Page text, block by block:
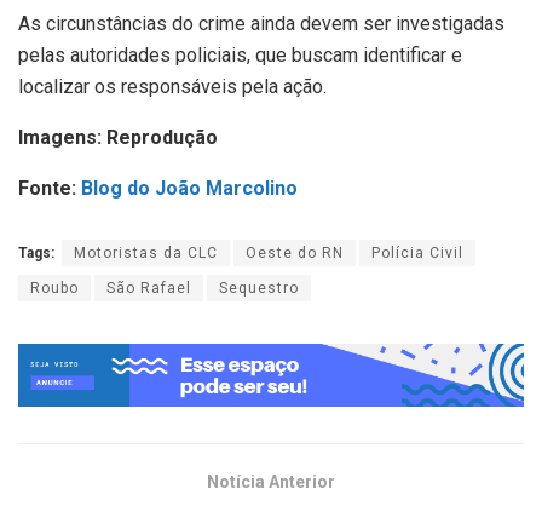
As circunstâncias do crime ainda devem ser investigadas
pelas autoridades policiais, que buscam identificar e
localizar os responsáveis pela ação.
Imagens: Reprodução
Fonte: Blog do João Marcolino
Tags: Motoristas da CLC Oeste do RN Polícia Civil
Roubo São Rafael Sequestro
Notícia Anterior